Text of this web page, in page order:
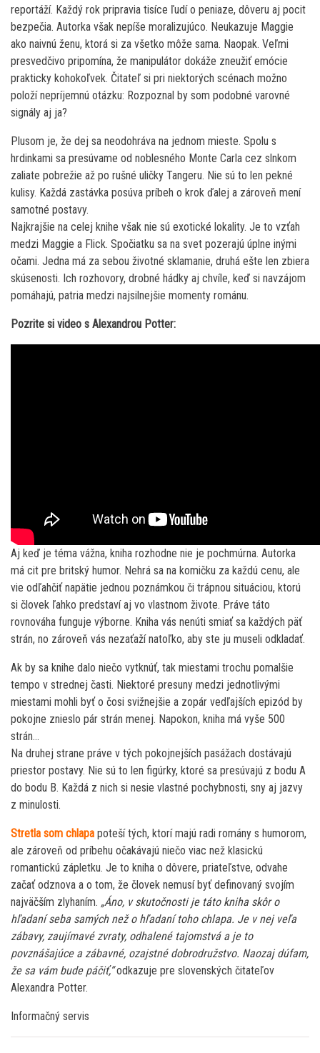
reportáží. Každý rok pripravia tisíce ľudí o peniaze, dôveru aj pocit
bezpečia. Autorka však nepíše moralizujúco. Neukazuje Maggie
ako naivnú ženu, ktorá si za všetko môže sama. Naopak. Veľmi
presvedčivo pripomína, že manipulátor dokáže zneužiť emócie
prakticky kohokoľvek. Čitateľ si pri niektorých scénach možno
položí nepríjemnú otázku: Rozpoznal by som podobné varovné
signály aj ja?
Plusom je, že dej sa neodohráva na jednom mieste. Spolu s
hrdinkami sa presúvame od noblesného Monte Carla cez slnkom
zaliate pobrežie až po rušné uličky Tangeru. Nie sú to len pekné
kulisy. Každá zastávka posúva príbeh o krok ďalej a zároveň mení
samotné postavy.
Najkrajšie na celej knihe však nie sú exotické lokality. Je to vzťah
medzi Maggie a Flick. Spočiatku sa na svet pozerajú úplne inými
očami. Jedna má za sebou životné sklamanie, druhá ešte len zbiera
skúsenosti. Ich rozhovory, drobné hádky aj chvíle, keď si navzájom
pomáhajú, patria medzi najsilnejšie momenty románu.
Pozrite si video s Alexandrou Potter:
Aj keď je téma vážna, kniha rozhodne nie je pochmúrna. Autorka
má cit pre britský humor. Nehrá sa na komičku za každú cenu, ale
vie odľahčiť napätie jednou poznámkou či trápnou situáciou, ktorú
si človek ľahko predstaví aj vo vlastnom živote. Práve táto
rovnováha funguje výborne. Kniha vás nenúti smiať sa každých päť
strán, no zároveň vás nezaťaží natoľko, aby ste ju museli odkladať.
Ak by sa knihe dalo niečo vytknúť, tak miestami trochu pomalšie
tempo v strednej časti. Niektoré presuny medzi jednotlivými
miestami mohli byť o čosi svižnejšie a zopár vedľajších epizód by
pokojne znieslo pár strán menej. Napokon, kniha má vyše 500
strán…
Na druhej strane práve v tých pokojnejších pasážach dostávajú
priestor postavy. Nie sú to len figúrky, ktoré sa presúvajú z bodu A
do bodu B. Každá z nich si nesie vlastné pochybnosti, sny aj jazvy
z minulosti.
Stretla som chlapa poteší tých, ktorí majú radi romány s humorom,
ale zároveň od príbehu očakávajú niečo viac než klasickú
romantickú zápletku. Je to kniha o dôvere, priateľstve, odvahe
začať odznova a o tom, že človek nemusí byť definovaný svojím
najväčším zlyhaním. „Áno, v skutočnosti je táto kniha skôr o
hľadaní seba samých než o hľadaní toho chlapa. Je v nej veľa
zábavy, zaujímavé zvraty, odhalené tajomstvá a je to
povznášajúce a zábavné, ozajstné dobrodružstvo. Naozaj dúfam,
že sa vám bude páčiť,“odkazuje pre slovenských čitateľov
Alexandra Potter.
Informačný servis